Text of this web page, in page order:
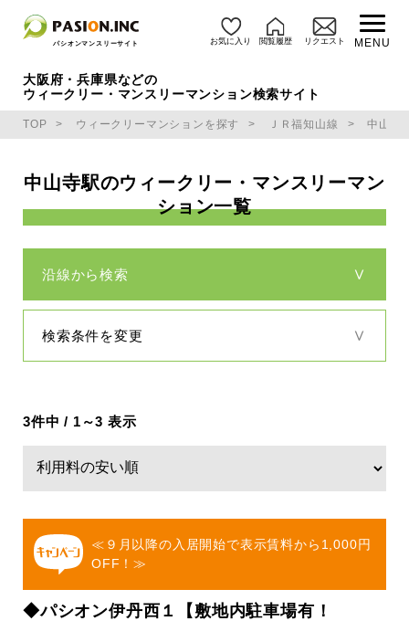
パシオンマンスリーサイト お気に入り 閲覧履歴 リクエスト MENU
大阪府・兵庫県などの
ウィークリー・マンスリーマンション検索サイト
TOP ウィークリーマンションを探す ＪＲ福知山線 中山寺
中山寺駅のウィークリー・マンスリーマン
ション一覧
沿線から検索
検索条件を変更
3件中 / 1～3 表示
≪９月以降の入居開始で表示賃料から1,000円
OFF！≫
◆パシオン伊丹西１【敷地内駐車場有！